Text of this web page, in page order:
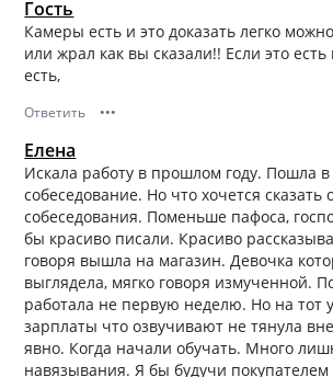
Гость
Камеры есть и это доказать легко
или жрал как вы сказали!! Если это
есть,
Ответить •••
Елена
Искала работу в прошлом году. Пошла
собеседование. Но что хочется сказать
собеседования. Поменьше пафоса,
бы красиво писали. Красиво
говоря вышла на магазин. Девочка
выглядела, мягко говоря измученной.
работала не первую неделю. Но на тот
зарплаты что озвучивают не тянула
явно. Когда начали обучать. Много
навязывания. Я бы будучи покупателем